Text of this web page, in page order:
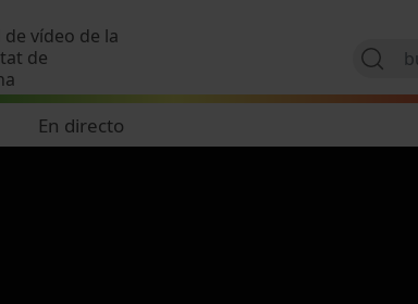
de vídeo de la
de
En directo